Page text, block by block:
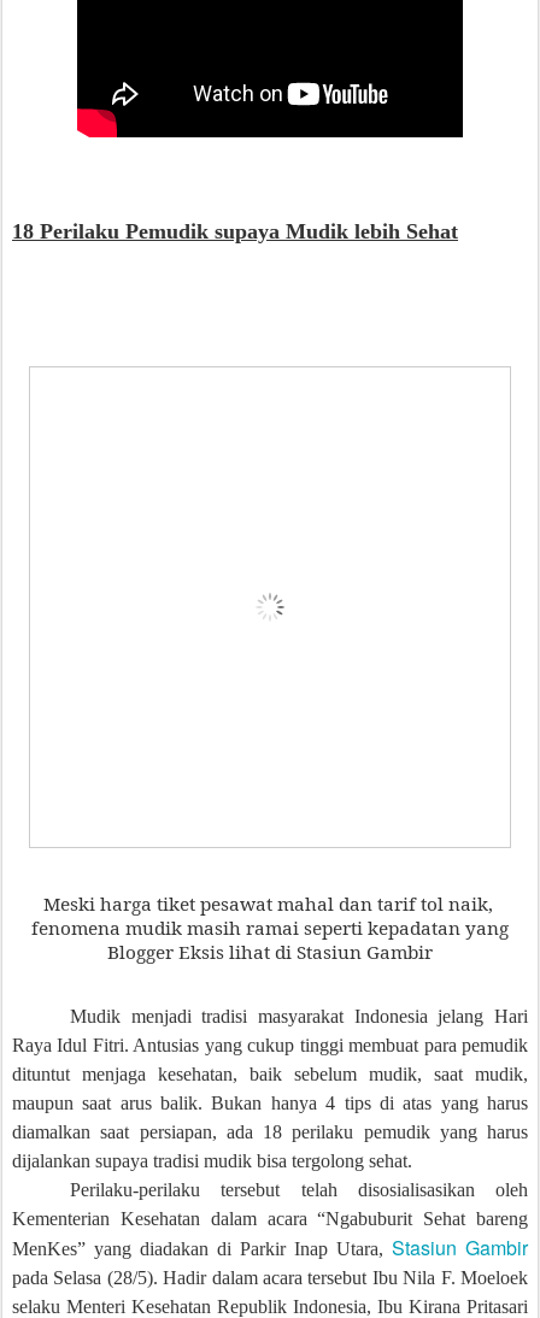
18 Perilaku Pemudik supaya Mudik lebih Sehat
Meski harga tiket pesawat mahal dan tarif tol naik,
fenomena mudik masih ramai seperti kepadatan yang
Blogger Eksis lihat di Stasiun Gambir
Mudik menjadi tradisi masyarakat Indonesia jelang Hari
Raya Idul Fitri. Antusias yang cukup tinggi membuat para pemudik
dituntut menjaga kesehatan, baik sebelum mudik, saat mudik,
maupun saat arus balik.Bukan hanya 4 tips di atas yang harus
diamalkan saat persiapan, ada 18 perilaku pemudik yang harus
dijalankan supaya tradisi mudik bisa tergolong sehat.
Perilaku-perilaku tersebut telah disosialisasikan oleh
Kementerian Kesehatan dalam acara “Ngabuburit Sehat bareng
MenKes” yang diadakan di Parkir Inap Utara, Stasiun Gambir
pada Selasa (28/5). Hadir dalam acara tersebut Ibu Nila F. Moeloek
selaku Menteri Kesehatan Republik Indonesia, Ibu Kirana Pritasari